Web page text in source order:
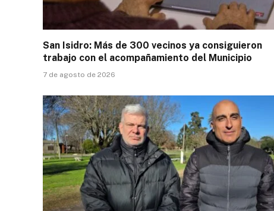
San Isidro: Más de 300 vecinos ya consiguieron
trabajo con el acompañamiento del Municipio
7 de agosto de 2026